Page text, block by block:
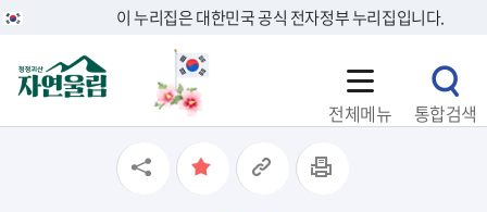
이 누리집은 대한민국 공식 전자정부 누리집입니다.
전체메뉴 통합검색